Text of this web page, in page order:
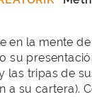
en la mente
su
las tripas de
a su cartera).